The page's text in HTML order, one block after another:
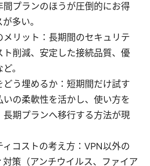
間プランのほうが圧倒的にお得
多い。
メリット：長期間のセキュリテ
ト削減、安定した接続品質、優
。
どう埋めるか：短期間だけ試す
いの柔軟性を活かし、使い方を
長期プランへ移行する方法が現
ィコストの考え方：VPN以外の
対策（アンチウイルス、ファイア